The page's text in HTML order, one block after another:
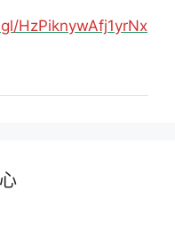
HzPiknywAfj1yrNx